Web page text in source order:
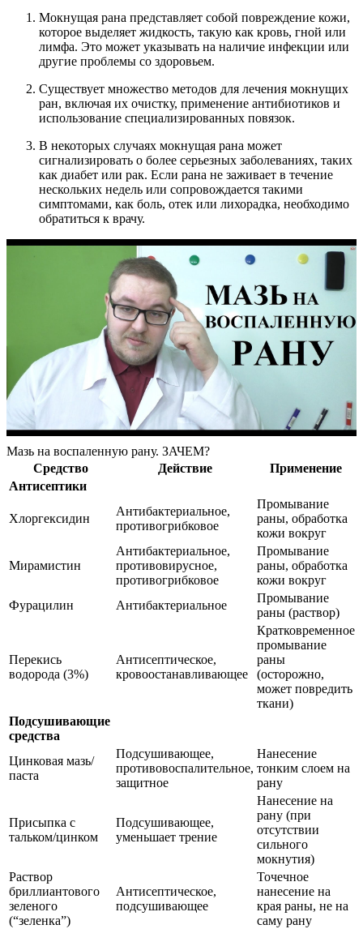
Мокнущая рана представляет собой повреждение кожи,
которое выделяет жидкость, такую как кровь, гной или
лимфа. Это может указывать на наличие инфекции или
другие проблемы со здоровьем.
Существует множество методов для лечения мокнущих
ран, включая их очистку, применение антибиотиков и
использование специализированных повязок.
В некоторых случаях мокнущая рана может
сигнализировать о более серьезных заболеваниях, таких
как диабет или рак. Если рана не заживает в течение
нескольких недель или сопровождается такими
симптомами, как боль, отек или лихорадка, необходимо
обратиться к врачу.
Мазь на воспаленную рану. ЗАЧЕМ?
Средство
Действие
Применение
Антисептики
Хлоргексидин
Антибактериальное,
противогрибковое
Промывание
раны, обработка
кожи вокруг
Мирамистин
Антибактериальное,
противовирусное,
противогрибковое
Промывание
раны, обработка
кожи вокруг
Фурацилин
Антибактериальное
Промывание
раны (раствор)
Перекись
водорода (3%)
Антисептическое,
кровоостанавливающее
Кратковременное
промывание
раны
(осторожно,
может повредить
ткани)
Подсушивающие
средства
Цинковая мазь/
паста
Подсушивающее,
противовоспалительное,
защитное
Нанесение
тонким слоем на
рану
Присыпка с
тальком/цинком
Подсушивающее,
уменьшает трение
Нанесение на
рану (при
отсутствии
сильного
мокнутия)
Раствор
бриллиантового
зеленого
(“зеленка”)
Антисептическое,
подсушивающее
Точечное
нанесение на
края раны, не на
саму рану